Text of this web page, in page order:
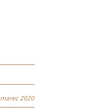
marec 2020